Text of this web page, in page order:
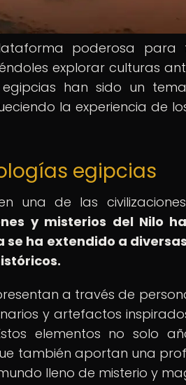
poderosa
explorar culturas
han sido un
la experiencia de
egipcias
una de las
y misterios del Nilo
ha extendido a
a través de
y artefactos
elementos no solo
también aportan una
lleno de misterio y